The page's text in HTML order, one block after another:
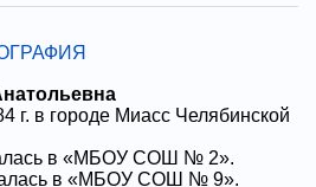
г. в городе Миасс Челябинской
в «МБОУ СОШ № 2».
в «МБОУ СОШ № 9».